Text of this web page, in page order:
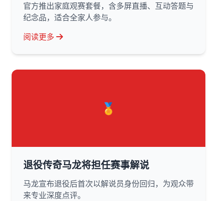
官方推出家庭观赛套餐，含多屏直播、互动答题与
纪念品，适合全家人参与。
阅读更多
🏅
退役传奇马龙将担任赛事解说
马龙宣布退役后首次以解说员身份回归，为观众带
来专业深度点评。